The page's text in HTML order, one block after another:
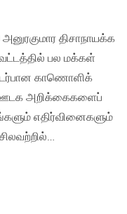
திசாநாயக்க
பல மக்கள்
காணொளிக்
ஊடக அறிக்கைகளைப்
எதிர்வினைகளும்